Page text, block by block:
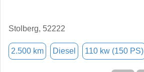
Stolberg, 52222
2.500 km Diesel 110 kw (150 PS)